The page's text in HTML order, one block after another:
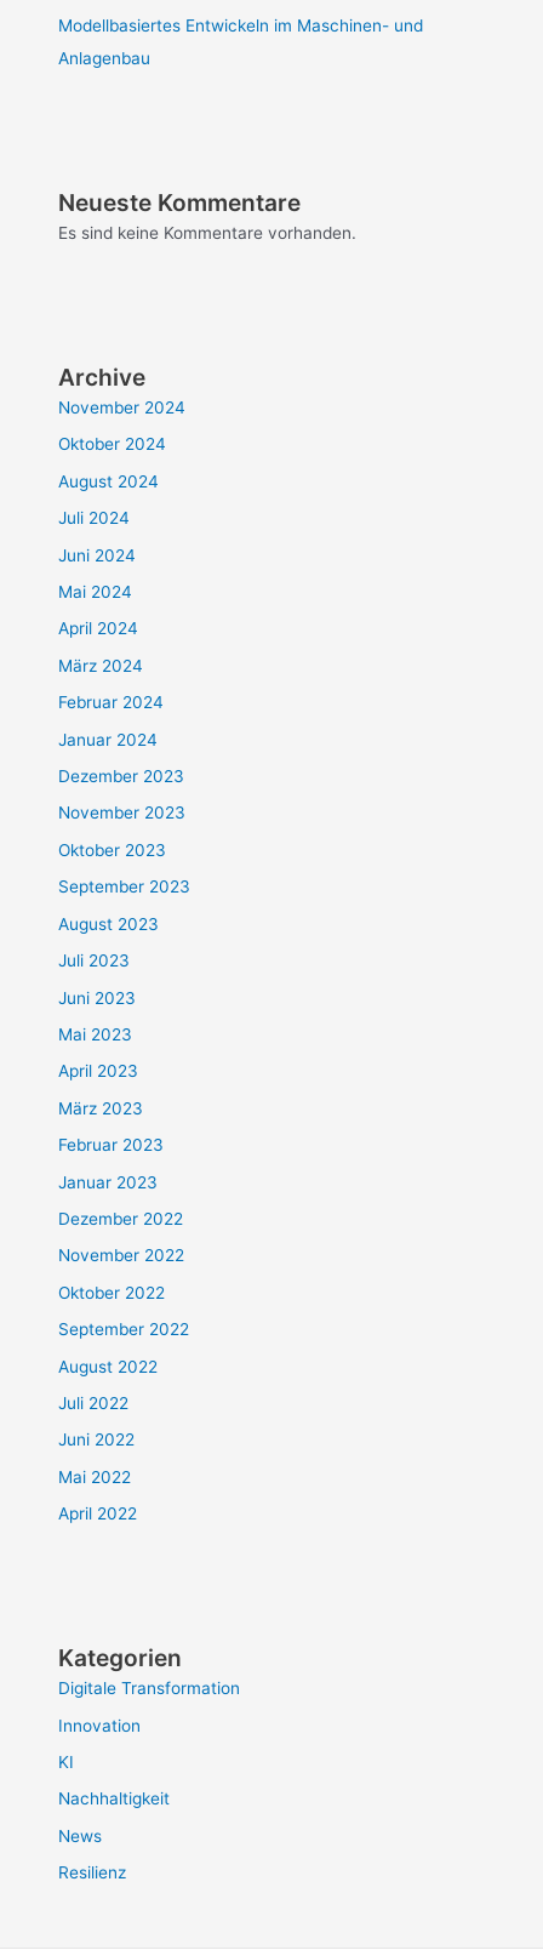
Modellbasiertes Entwickeln im Maschinen- und
Anlagenbau
Neueste Kommentare
Es sind keine Kommentare vorhanden.
Archive
November 2024
Oktober 2024
August 2024
Juli 2024
Juni 2024
Mai 2024
April 2024
März 2024
Februar 2024
Januar 2024
Dezember 2023
November 2023
Oktober 2023
September 2023
August 2023
Juli 2023
Juni 2023
Mai 2023
April 2023
März 2023
Februar 2023
Januar 2023
Dezember 2022
November 2022
Oktober 2022
September 2022
August 2022
Juli 2022
Juni 2022
Mai 2022
April 2022
Kategorien
Digitale Transformation
Innovation
KI
Nachhaltigkeit
News
Resilienz